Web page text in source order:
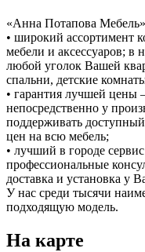
«Анна Потапова
• широкий ассортимент
мебели и аксессуаров; в
любой уголок Вашей
спальни, детские
• гарантия лучшей цены
непосредственно у
поддерживать
цен на всю мебель;
• лучший в городе
профессиональные
доставка и установка у
У нас среди тысячи
подходящую модель.
На карте